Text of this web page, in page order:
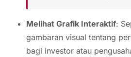
Melihat Grafik Interaktif:
gambaran visual tentang
bagi investor atau